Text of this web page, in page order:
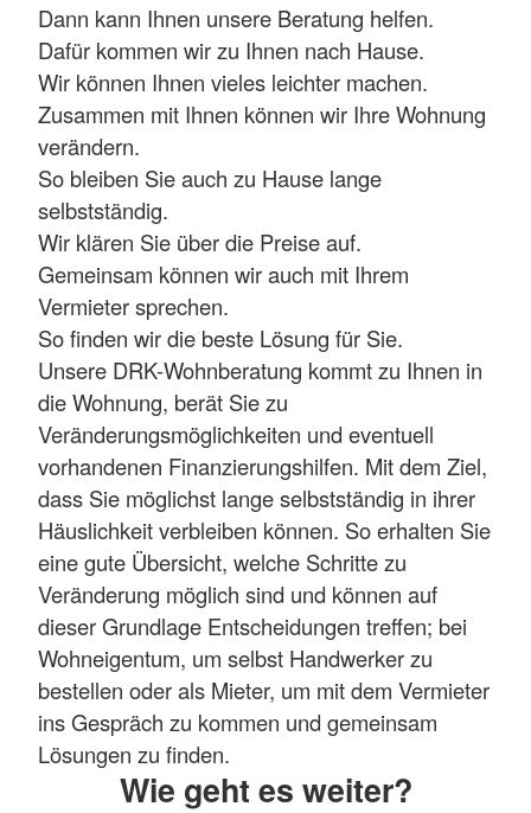
Dann kann Ihnen unsere Beratung helfen.
Dafür kommen wir zu Ihnen nach Hause.
Wir können Ihnen vieles leichter machen.
Zusammen mit Ihnen können wir Ihre Wohnung
verändern.
So bleiben Sie auch zu Hause lange
selbstständig.
Wir klären Sie über die Preise auf.
Gemeinsam können wir auch mit Ihrem
Vermieter sprechen.
So finden wir die beste Lösung für Sie.
Unsere DRK-Wohnberatung kommt zu Ihnen in
die Wohnung, berät Sie zu
Veränderungsmöglichkeiten und eventuell
vorhandenen Finanzierungshilfen. Mit dem Ziel,
dass Sie möglichst lange selbstständig in ihrer
Häuslichkeit verbleiben können. So erhalten Sie
eine gute Übersicht, welche Schritte zu
Veränderung möglich sind und können auf
dieser Grundlage Entscheidungen treffen; bei
Wohneigentum, um selbst Handwerker zu
bestellen oder als Mieter, um mit dem Vermieter
ins Gespräch zu kommen und gemeinsam
Lösungen zu finden.
Wie geht es weiter?